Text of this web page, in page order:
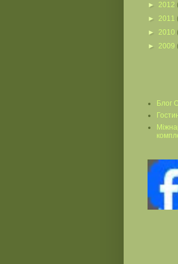
► 2012
► 2011
► 2010
► 2009
Блог